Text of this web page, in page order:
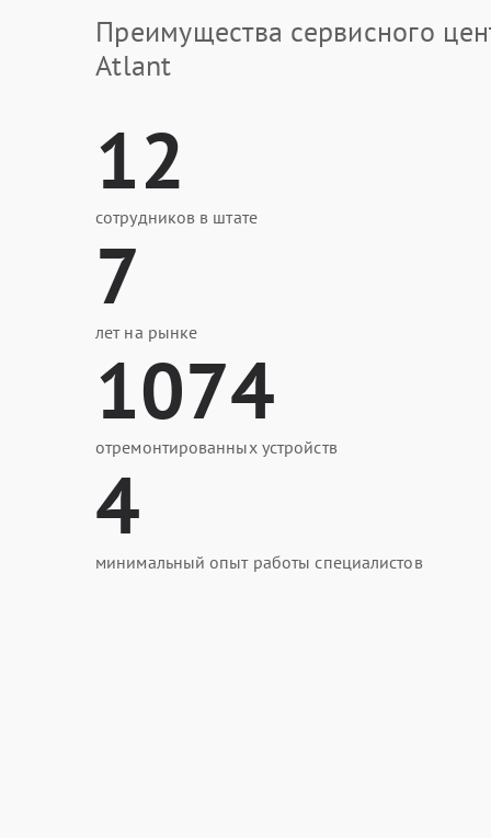
Преимущества сервисного
Atlant
12
сотрудников в штате
7
лет на рынке
1074
отремонтированных устройств
4
минимальный опыт работы специалистов